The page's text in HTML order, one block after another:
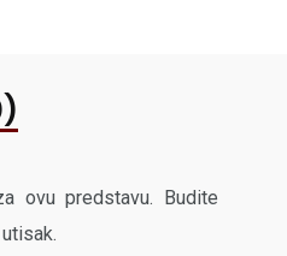
ovu predstavu. Budite